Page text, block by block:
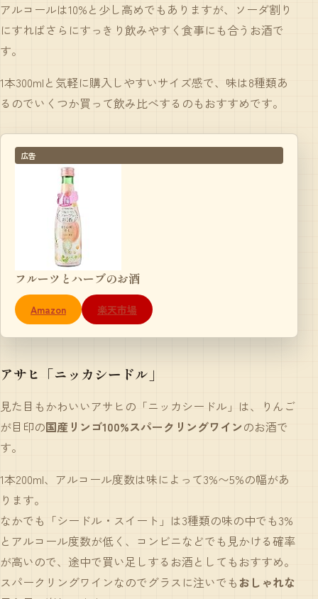
アルコールは10%と少し高めでもありますが、ソーダ割り
にすればさらにすっきり飲みやすく食事にも合うお酒で
す。
1本300mlと気軽に購入しやすいサイズ感で、味は8種類あ
るのでいくつか買って飲み比べするのもおすすめです。
広告
フルーツとハーブのお酒
Amazon 楽天市場
アサヒ「ニッカシードル」
見た目もかわいいアサヒの「ニッカシードル」は、りんご
が目印の国産リンゴ100%スパークリングワインのお酒で
す。
1本200ml、アルコール度数は味によって3%〜5%の幅があ
ります。
なかでも「シードル・スイート」は3種類の味の中でも3%
とアルコール度数が低く、コンビニなどでも見かける確率
が高いので、途中で買い足しするお酒としてもおすすめ。
スパークリングワインなのでグラスに注いでもおしゃれな